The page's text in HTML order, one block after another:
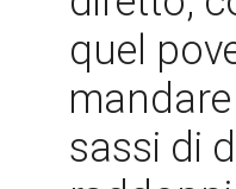
quel
sassi di